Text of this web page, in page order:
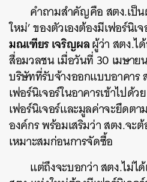
คำถามสำคัญคือ สตง.เป็น
ใหม่’ ของตัวเองต้องมีเฟอร์นิเ
มณเฑียร เจริญผลผู้ว่า สตง.ไ
สื่อมวลชน เมื่อวันที่ 30 เมษาย
บริษัทที่รับจ้างออกแบบอาคาร
เฟอร์นิเจอร์ในอาคารเข้าไปด้
เฟอร์นิเจอร์และมูลค่าจะยึดตา
องค์กร พร้อมเสริมว่า สตง.จะ
เหมาะสมก่อนการจัดซื้อ
แต่ถึงจะบอกว่า สตง.ไม่ไ